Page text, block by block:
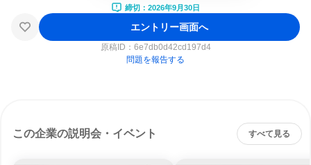
締切：2026年9月30日
エントリー画面へ
原稿ID： 6e7db0d42cd197d4
問題を報告する
この企業の説明会・イベント すべて見る